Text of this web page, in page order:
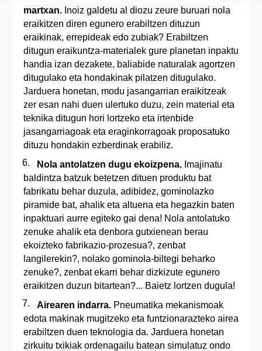
martxan. Inoiz galdetu al diozu zeure buruari nola
eraikitzen diren egunero erabiltzen dituzun
eraikinak, errepideak edo zubiak? Erabiltzen
ditugun eraikuntza-materialek gure planetan inpaktu
handia izan dezakete, baliabide naturalak agortzen
ditugulako eta hondakinak pilatzen ditugulako.
Jarduera honetan, modu jasangarrian eraikitzeak
zer esan nahi duen ulertuko duzu, zein material eta
teknika ditugun hori lortzeko eta irtenbide
jasangarriagoak eta eraginkorragoak proposatuko
dituzu hondakin ezberdinak erabiliz.
Nola antolatzen dugu ekoizpena. Imajinatu
baldintza batzuk betetzen dituen produktu bat
fabrikatu behar duzula, adibidez, gominolazko
piramide bat, ahalik eta altuena eta hegazkin baten
inpaktuari aurre egiteko gai dena! Nola antolatuko
zenuke ahalik eta denbora gutxienean berau
ekoizteko fabrikazio-prozesua?, zenbat
langilerekin?, nolako gominola-biltegi beharko
zenuke?, zenbat ekarri behar dizkizute egunero
eraikitzen duzun bitartean?... Baietz lortzen dugula!
Airearen indarra. Pneumatika mekanismoak
edota makinak mugitzeko eta funtzionarazteko airea
erabiltzen duen teknologia da. Jarduera honetan
zirkuitu txikiak ordenagailu batean simulatuz ondo